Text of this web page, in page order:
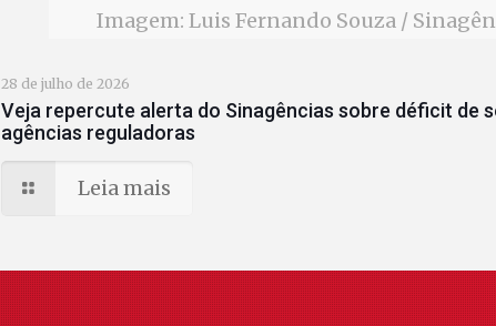
Imagem: Luis Fernando Souza /
28 de julho de 2026
Veja repercute alerta do Sinagências sobre déficit de
agências reguladoras
Leia mais